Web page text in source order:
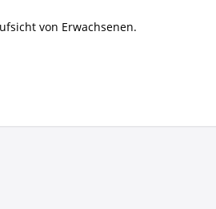
von Erwachsenen.